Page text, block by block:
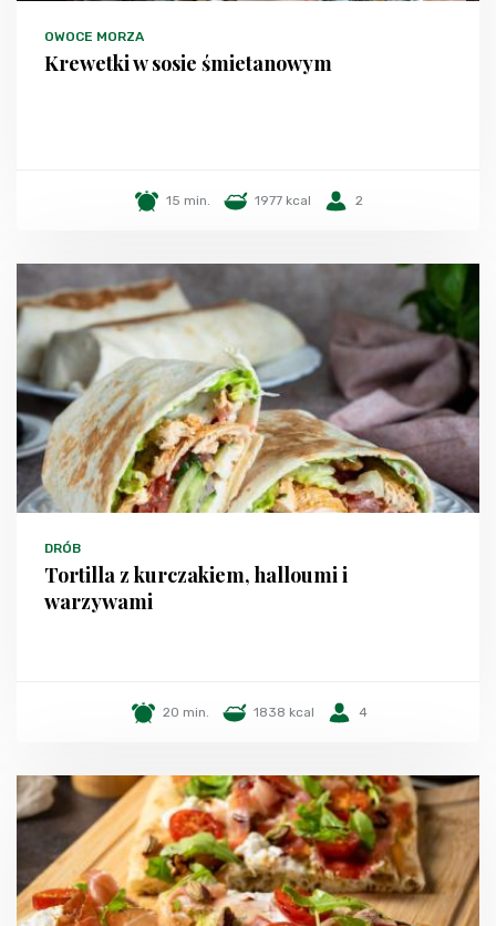
OWOCE MORZA
Krewetki w sosie śmietanowym
15 min. 1977 kcal 2
DRÓB
Tortilla z kurczakiem, halloumi i
warzywami
20 min. 1838 kcal 4